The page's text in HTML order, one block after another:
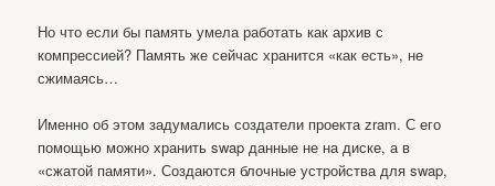
Но что если бы память умела работать как архив с
компрессией? Память же сейчас хранится «как есть», не
сжимаясь…
Именно об этом задумались создатели проекта zram. С его
помощью можно хранить swap данные не на диске, а в
«сжатой памяти». Создаются блочные устройства для swap,